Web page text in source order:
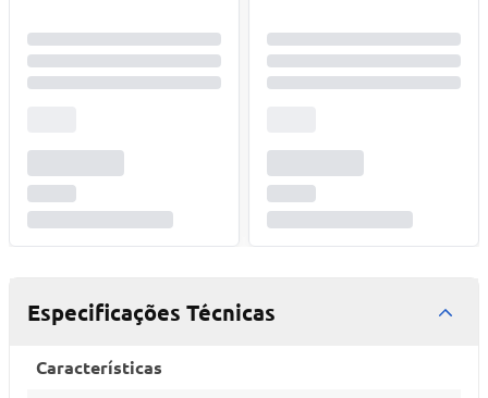
Especificações Técnicas
Características